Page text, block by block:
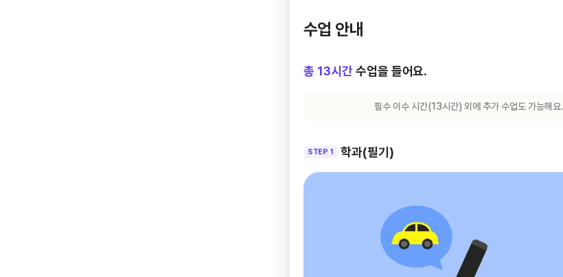
수업 안내
총 13시간 수업을 들어요.
필수 이수 시간(13시간) 외에 추가 수업도 가능해요.
STEP 1 학과(필기)